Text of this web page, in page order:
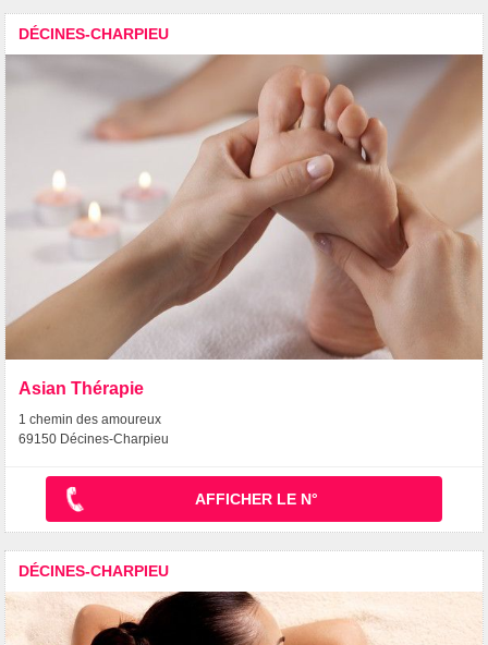
DÉCINES-CHARPIEU
Asian Thérapie
1 chemin des amoureux
69150 Décines-Charpieu
AFFICHER LE N°
DÉCINES-CHARPIEU